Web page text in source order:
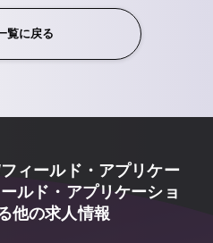
覧に戻る
ィールド・アプリケー
ルド・アプリケーショ
他の求人情報